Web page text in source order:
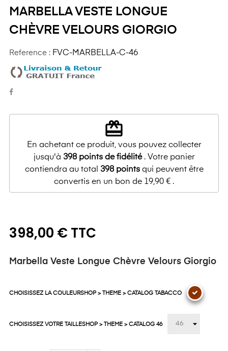
MARBELLA VESTE LONGUE
CHÈVRE VELOURS GIORGIO
Reference : FVC-MARBELLA-C-46
redeem
En achetant ce produit, vous pouvez collecter
jusqu'à 398points de fidélité. Votre panier
contiendra au total 398pointsqui peuvent être
convertis en un bon de 19,90 € .
398,00 € TTC
Marbella Veste Longue Chèvre Velours Giorgio
CHOISISSEZ LA COULEURSHOP > THEME > CATALOG TABACCO
CHOISISSEZ VOTRE TAILLESHOP > THEME > CATALOG 46